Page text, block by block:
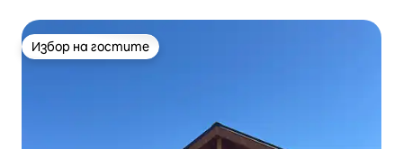
Избор на гостите
Избор на гостите